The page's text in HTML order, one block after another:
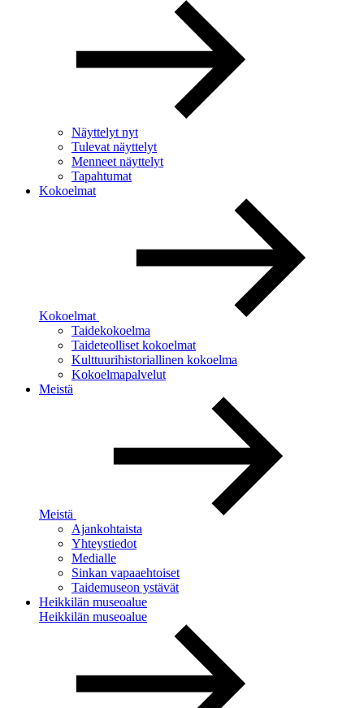
Näyttelyt nyt
Tulevat näyttelyt
Menneet näyttelyt
Tapahtumat
Kokoelmat
Kokoelmat
Taidekokoelma
Taideteolliset kokoelmat
Kulttuurihistoriallinen kokoelma
Kokoelmapalvelut
Meistä
Meistä
Ajankohtaista
Yhteystiedot
Medialle
Sinkan vapaaehtoiset
Taidemuseon ystävät
Heikkilän museoalue
Heikkilän museoalue